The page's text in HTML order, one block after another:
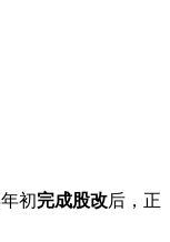
初完成股改后，正